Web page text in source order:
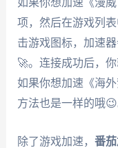
如果你想加速《漫
项，然后在游戏列
击游戏图标，加速
🚀。连接成功后，
如果你想加速《海
方法也是一样的哦😉
除了游戏加速， 番